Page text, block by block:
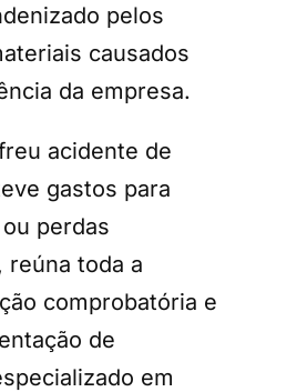
pelos
causados
da empresa.
acidente de
gastos para
perdas
reúna toda a
comprobatória e
de
em